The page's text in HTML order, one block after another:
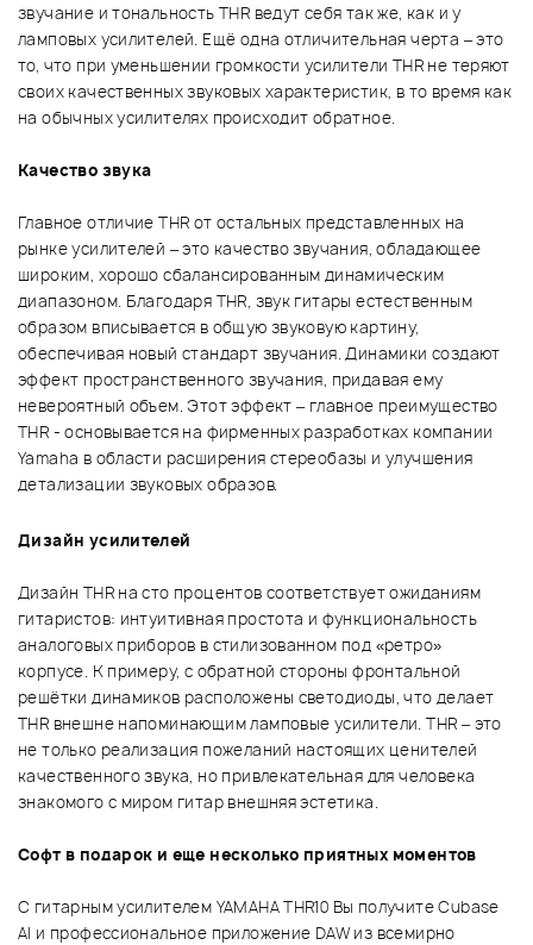
звучание и тональность THR ведут себя так же, как и у
ламповых усилителей. Ещё одна отличительная черта – это
то, что при уменьшении громкости усилители THR не теряют
своих качественных звуковых характеристик, в то время как
на обычных усилителях происходит обратное.
Качество звука
Главное отличие THR от остальных представленных на
рынке усилителей – это качество звучания, обладающее
широким, хорошо сбалансированным динамическим
диапазоном. Благодаря THR, звук гитары естественным
образом вписывается в общую звуковую картину,
обеспечивая новый стандарт звучания. Динамики создают
эффект пространственного звучания, придавая ему
невероятный объем. Этот эффект – главное преимущество
THR - основывается на фирменных разработках компании
Yamaha в области расширения стереобазы и улучшения
детализации звуковых образов.
Дизайн усилителей
Дизайн THR на сто процентов соответствует ожиданиям
гитаристов: интуитивная простота и функциональность
аналоговых приборов в стилизованном под «ретро»
корпусе. К примеру, с обратной стороны фронтальной
решётки динамиков расположены светодиоды, что делает
THR внешне напоминающим ламповые усилители. THR – это
не только реализация пожеланий настоящих ценителей
качественного звука, но привлекательная для человека
знакомого с миром гитар внешняя эстетика.
Софт в подарок и еще несколько приятных моментов
С гитарным усилителем YAMAHA THR10 Вы получите Cubase
AI и профессиональное приложение DAW из всемирно